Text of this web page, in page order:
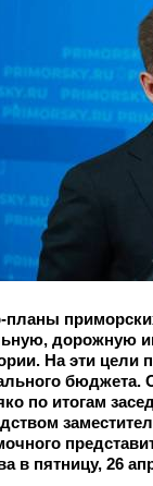
планы
дорожную
На эти цели
бюджета.
по итогам
в пятницу, 26